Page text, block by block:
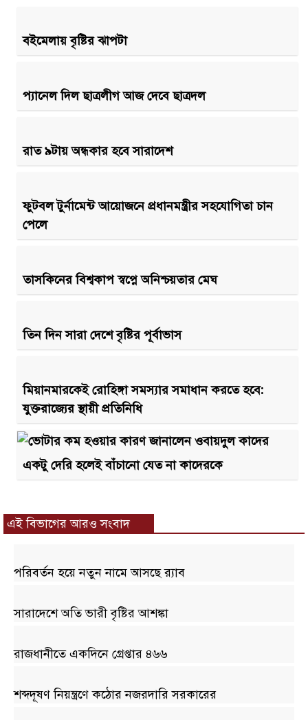
বইমেলায় বৃষ্টির ঝাপটা
প্যানেল দিল ছাত্রলীগ আজ দেবে ছাত্রদল
রাত ৯টায় অন্ধকার হবে সারাদেশ
ফুটবল টুর্নামেন্ট আয়োজনে প্রধানমন্ত্রীর সহযোগিতা চান
পেলে
তাসকিনের বিশ্বকাপ স্বপ্নে অনিশ্চয়তার মেঘ
তিন দিন সারা দেশে বৃষ্টির পূর্বাভাস
মিয়ানমারকেই রোহিঙ্গা সমস্যার সমাধান করতে হবে:
যুক্তরাজ্যের স্থায়ী প্রতিনিধি
একটু দেরি হলেই বাঁচানো যেত না কাদেরকে
এই বিভাগের আরও সংবাদ
পরিবর্তন হয়ে নতুন নামে আসছে র‌্যাব
সারাদেশে অতি ভারী বৃষ্টির আশঙ্কা
রাজধানীতে একদিনে গ্রেপ্তার ৪৬৬
শব্দদূষণ নিয়ন্ত্রণে কঠোর নজরদারি সরকারের